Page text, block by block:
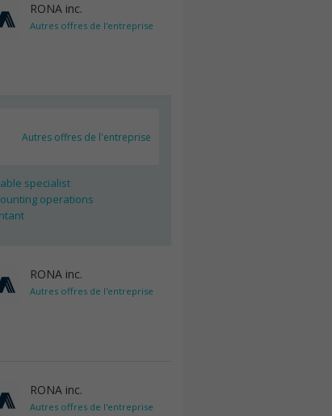
RONA inc.
Autres offres de l'entreprise
Autres offres de l'entreprise
specialist
operations
RONA inc.
Autres offres de l'entreprise
RONA inc.
Autres offres de l'entreprise